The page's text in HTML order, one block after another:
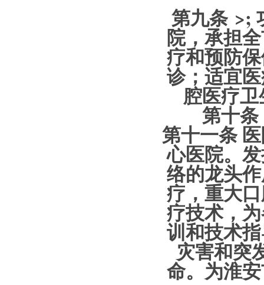
第九条 >;
院，承担
疗和预防
诊；适宜
腔医疗
第十
第十一条
心医院。
络的龙头
疗，重大
疗技术，
训和技术
灾害和突
命。为淮